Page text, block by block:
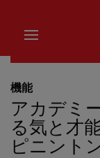
機能
アカデミ
る気と才
ピニント